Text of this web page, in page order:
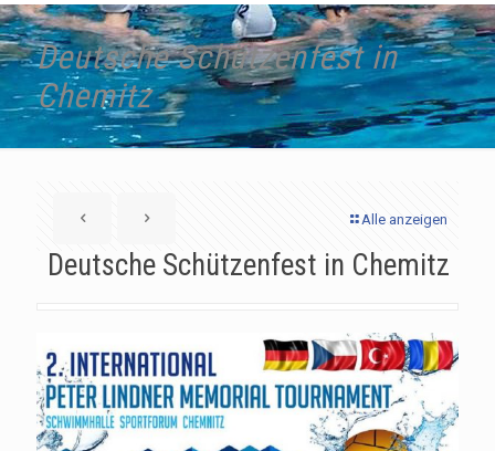
Deutsche Schützenfest in
Chemitz
Alle anzeigen
Deutsche Schützenfest in Chemitz